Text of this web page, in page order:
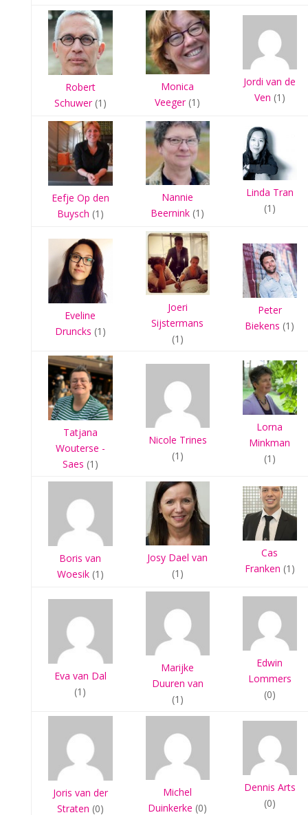
Robert
Schuwer(1)
Monica
Veeger(1)
Jordi van de
Ven (1)
Eefje Op den
Buysch (1)
Nannie
Beernink (1)
Linda Tran
(1)
Eveline
Druncks (1)
Joeri
Sijstermans
(1)
Peter
Biekens (1)
Tatjana
Wouterse -
Saes (1)
Nicole Trines
(1)
Lorna
Minkman
(1)
Boris van
Woesik(1)
Josy Dael van
(1)
Cas
Franken (1)
Eva van Dal
(1)
Marijke
Duuren van
(1)
Edwin
Lommers
(0)
Joris van der
Straten (0)
Michel
Duinkerke (0)
Dennis Arts
(0)